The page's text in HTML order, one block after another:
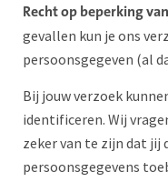
Recht op beperking
gevallen kun je ons
persoonsgegeven (al
Bij jouw verzoek
identificeren. Wij
zeker van te zijn dat jij
persoonsgegevens